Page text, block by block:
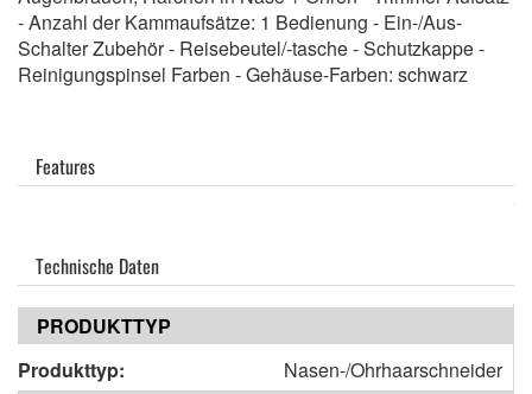
- Anzahl der Kammaufsätze: 1 Bedienung - Ein-/Aus-
Schalter Zubehör - Reisebeutel/-tasche - Schutzkappe -
Reinigungspinsel Farben - Gehäuse-Farben: schwarz
Features
Technische Daten
PRODUKTTYP
Produkttyp:
Nasen-/Ohrhaarschneider